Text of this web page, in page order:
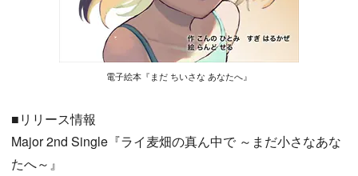
電子絵本『まだ ちいさな あなたへ』
■リリース情報
Major 2nd Single『ライ麦畑の真ん中で ～まだ小さなあな
たへ～』